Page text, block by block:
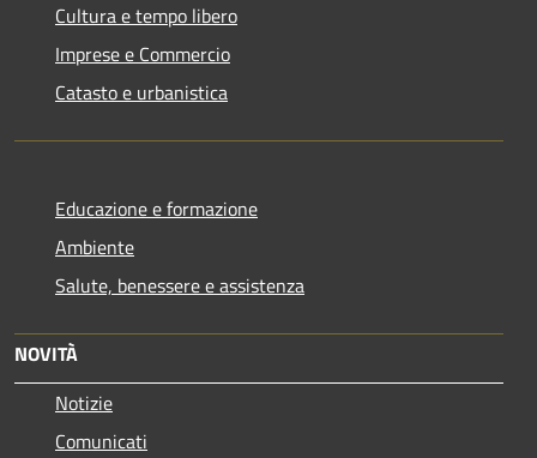
Cultura e tempo libero
Imprese e Commercio
Catasto e urbanistica
Educazione e formazione
Ambiente
Salute, benessere e assistenza
NOVITÀ
Notizie
Comunicati